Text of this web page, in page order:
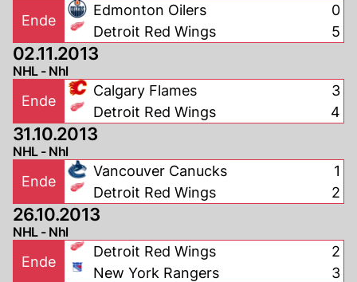
Ende
Edmonton Oilers
Detroit Red Wings
0
5
02.11.2013
NHL - Nhl
Ende
Calgary Flames
Detroit Red Wings
3
4
31.10.2013
NHL - Nhl
Ende
Vancouver Canucks
Detroit Red Wings
1
2
26.10.2013
NHL - Nhl
Ende
Detroit Red Wings
New York Rangers
2
3